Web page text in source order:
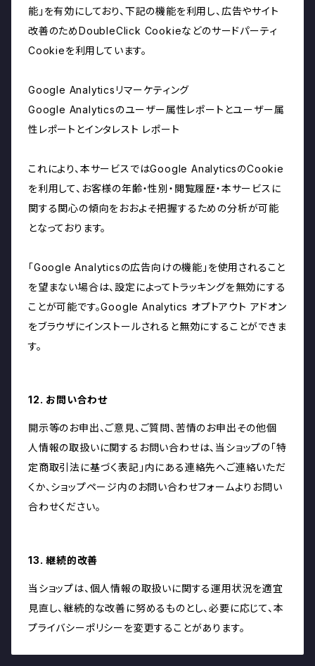
能」を有効にしており、下記の機能を利用し、広告やサイト
改善のためDoubleClick Cookieなどのサードパーティ
Cookieを利用しています。
Google Analyticsリマーケティング
Google Analyticsのユーザー属性レポートとユーザー属
性レポートとインタレスト レポート
これにより、本サービスではGoogle AnalyticsのCookie
を利用して、お客様の年齢・性別・閲覧履歴・本サービスに
関する関心の傾向をおおよそ把握するための分析が可能
となっております。
「Google Analyticsの広告向けの機能」を使用されること
を望まない場合は、設定によってトラッキングを無効にする
ことが可能です。Google Analytics オプトアウト アドオン
をブラウザにインストールされると無効にすることができま
す。
12. お問い合わせ
開示等のお申出、ご意見、ご質問、苦情のお申出その他個
人情報の取扱いに関するお問い合わせは、当ショップの「特
定商取引法に基づく表記」内にある連絡先へご連絡いただ
くか、ショップページ内のお問い合わせフォームよりお問い
合わせください。
13. 継続的改善
当ショップは、個人情報の取扱いに関する運用状況を適宜
見直し、継続的な改善に努めるものとし、必要に応じて、本
プライバシーポリシーを変更することがあります。